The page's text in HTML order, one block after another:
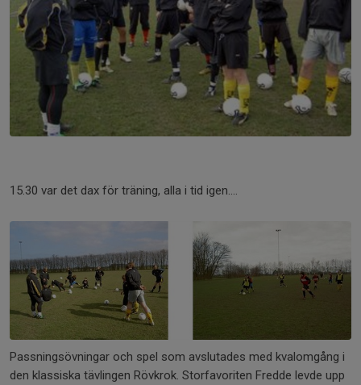
15.30 var det dax för träning, alla i tid igen....
Passningsövningar och spel som avslutades med kvalomgång i
den klassiska tävlingen Rövkrok. Storfavoriten Fredde levde upp